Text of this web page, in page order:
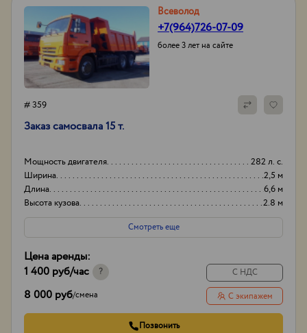
Всеволод
+7(964)726-07-09
более 3 лет на сайте
# 359
Заказ самосвала 15 т.
Мощность двигателя
282 л. с.
Ширина
2,5 м
Длина
6,6 м
Высота кузова
2.8 м
Смотреть еще
Цена аренды:
1 400 руб/час ?
8 000 руб/смена
С НДС
С экипажем
Позвонить